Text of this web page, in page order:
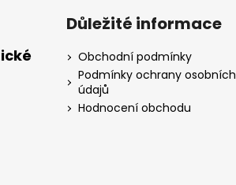
Důležité informace
Obchodní podmínky
Podmínky ochrany osobních
údajů
Hodnocení obchodu